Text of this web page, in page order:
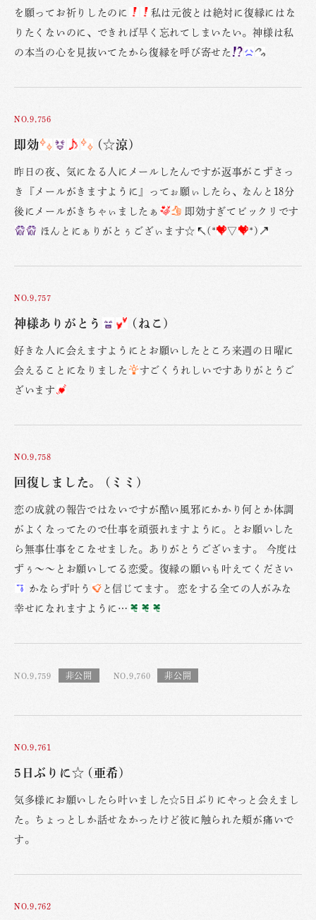
を願ってお祈りしたのに
私は元彼とは絶対に復縁にはな
りたくないのに、できれば早く忘れてしまいたい。神様は私
の本当の心を見抜いてたから復縁を呼び寄せた
NO.9,756
即効 (☆涼)
昨日の夜、気になる人にメールしたんですが返事がこずさっ
き『メールがきますように』ってぉ願ぃしたら、なんと18分
後にメールがきちゃぃましたぁ
即効すぎてビックリです
ほんとにぁりがとぅござぃます☆
(* ▽ *)
NO.9,757
神様ありがとう (ねこ)
好きな人に会えますようにとお願いしたところ来週の日曜に
会えることになりました
すごくうれしいですありがとうご
ざいます
NO.9,758
回復しました。 (ミミ)
恋の成就の報告ではないですが酷い風邪にかかり何とか体調
がよくなってたので仕事を頑張れますように。とお願いした
ら無事仕事をこなせました。ありがとうございます。 今度は
ずぅ〜〜とお願いしてる恋愛。復縁の願いも叶えてください
かならず叶う
と信じてます。 恋をする全ての人がみな
幸せになれますように…
NO.9,759 NO.9,760
NO.9,761
5日ぶりに☆ (亜希)
気多様にお願いしたら叶いました☆5日ぶりにやっと会えまし
た。ちょっとしか話せなかったけど彼に触られた頬が痛いで
す。
NO.9,762